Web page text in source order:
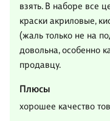
взять. В наборе все
краски акриловые,
(жаль только не на
довольна, особенно
продавцу.
Плюсы
хорошее качество